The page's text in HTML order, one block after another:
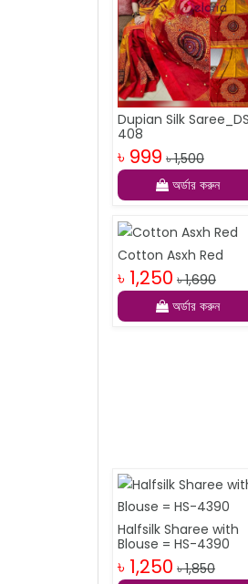
Dupian Silk
408
৳ 999 ৳ 1,500
অর্ডার করুন
Cotton Asxh Red
৳ 1,250 ৳ 1,690
অর্ডার করুন
Halfsilk Sharee with
Blouse = HS-4390
৳ 1,250 ৳ 1,850